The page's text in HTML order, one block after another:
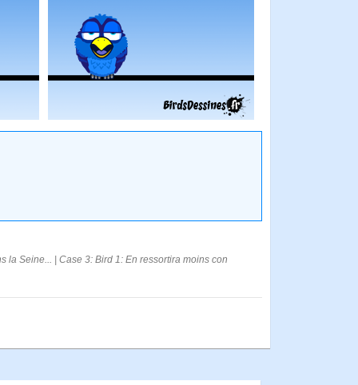
la Seine... | Case 3: Bird 1: En ressortira moins con